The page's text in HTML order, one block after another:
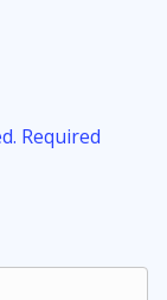
Required